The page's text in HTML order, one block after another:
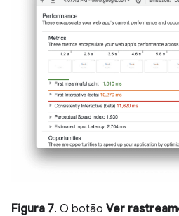
Figura 7. O botão Ver